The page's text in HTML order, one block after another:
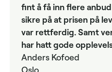
fint å få inn flere
sikre på at prisen på
var rettferdig. Samt
har hatt gode
Anders Kofoed
Oslo